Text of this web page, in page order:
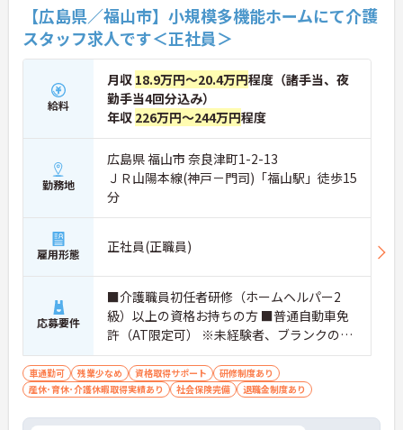
【広島県／福山市】小規模多機能ホームにて介護
スタッフ求人です＜正社員＞
給料
月収 18.9万円～20.4万円程度（諸手当、夜
勤手当4回分込み）
年収 226万円～244万円程度
勤務地
広島県 福山市 奈良津町1-2-13
ＪＲ山陽本線(神戸－門司)「福山駅」徒歩15
分
雇用形態 正社員(正職員)
応募要件
■介護職員初任者研修（ホームヘルパー2
級）以上の資格お持ちの方 ■普通自動車免
許（AT限定可） ※未経験者、ブランクのあ
る方応相談
車通勤可 残業少なめ 資格取得サポート
研修制度あり
産休･育休･介護休暇取得実績あり
社会保険完備 退職金制度あり